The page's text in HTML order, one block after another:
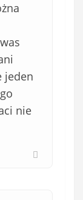
jeden
nie